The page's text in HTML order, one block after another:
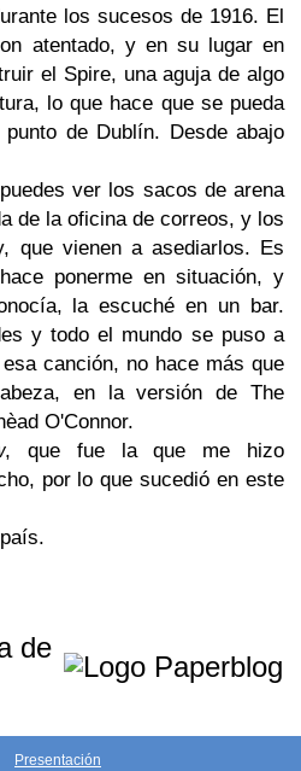
los sucesos de 1916. El
atentado, y en su lugar en
el Spire, una aguja de algo
lo que hace que se pueda
de Dublín. Desde abajo
ver los sacos de arena
de la oficina de correos, y los
que vienen a asediarlos. Es
ponerme en situación, y
la escuché en un bar.
y todo el mundo se puso a
canción, no hace más que
en la versión de The
O'Connor.
, que fue la que me hizo
por lo que sucedió en este
de
Presentación